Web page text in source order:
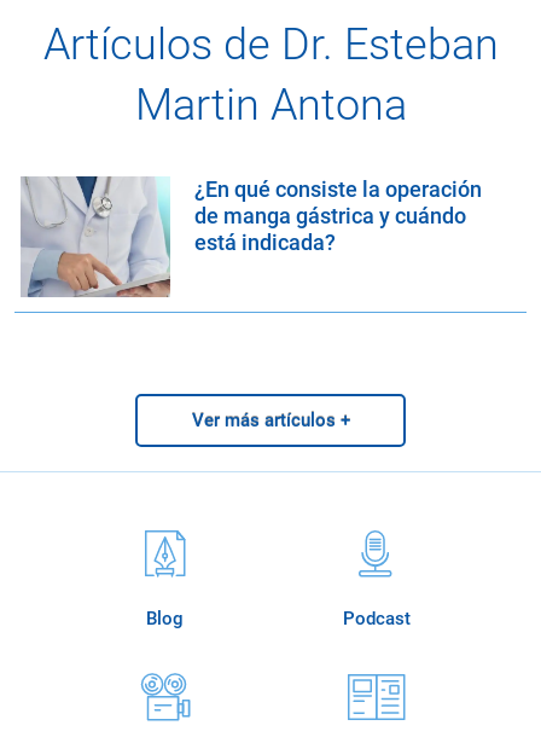
Artículos de Dr. Esteban
Martin Antona
¿En qué consiste la operación
de manga gástrica y cuándo
está indicada?
Ver más artículos +
Blog Podcast